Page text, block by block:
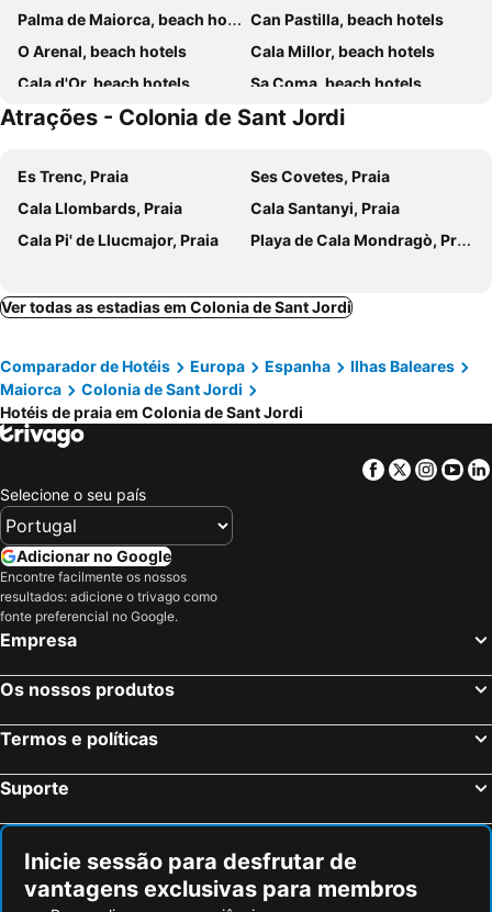
Hotel Tres Playas
Es Trenc
Apartamentos Estanques
Hostal Ca'n Pep
Condemar
Palma de Maiorca, beach hotels
Can Pastilla, beach hotels
O Arenal, beach hotels
Cala Millor, beach hotels
Cala d'Or, beach hotels
Sa Coma, beach hotels
S'Illot, beach hotels
Illetas, beach hotels
Muro, beach hotels
Portals Nous, beach hotels
Son Servera, beach hotels
Sant Llorenç des Cardassar, beach hotels
Cala Major, beach hotels
Portocolom, beach hotels
Santanyí, beach hotels
Cala Viñas, beach hotels
Cala Mondragó, beach hotels
Santa Margarita, beach hotels
Cala Murada, beach hotels
Porto Petro, beach hotels
Llucmajor, beach hotels
Cala Figuera, beach hotels
Costa d'en Blanes, beach hotels
Selva, beach hotels
Cala Ferrera, beach hotels
S'Horta, beach hotels
Atrações - Colonia de Sant Jordi
Es Trenc, Praia
Ses Covetes, Praia
Cala Llombards, Praia
Cala Santanyi, Praia
Cala Pi' de Llucmajor, Praia
Playa de Cala Mondragò, Praia
Ver todas as estadias em Colonia de Sant Jordi
Comparador de Hotéis Europa Espanha
Ilhas Baleares
Maiorca
Colonia de Sant Jordi
Hotéis de praia em Colonia de Sant Jordi
Facebook
Twitter
Selecione o seu país
Adicionar no Google
Encontre facilmente os nossos
resultados: adicione o trivago como
fonte preferencial no Google.
Empresa
Os nossos produtos
Termos e políticas
Suporte
Inicie sessão para desfrutar de
vantagens exclusivas para membros